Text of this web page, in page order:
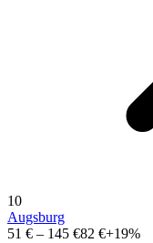
10
Augsburg
51 € – 145 €82 €+19%